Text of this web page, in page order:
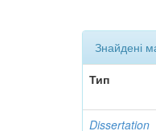
Знайдені
Тип
Dissertation